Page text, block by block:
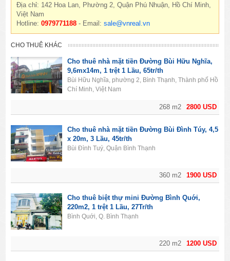
Địa chỉ: 142 Hoa Lan, Phường 2, Quận Phú Nhuận, Hồ Chí Minh,
Việt Nam
Hotline:0979771188 - Email:sale@vnreal.vn
CHO THUÊ KHÁC
2800 USD
268 m2
Cho thuê nhà mặt tiền Đường Bùi Hữu Nghĩa,
9,6mx14m, 1 trệt 1 Lầu, 65tr/th
Bùi Hữu Nghĩa, phường 2, Bình Thạnh, Thành phố Hồ
Chí Minh, Việt Nam
1900 USD
360 m2
Cho thuê nhà mặt tiền Đường Bùi Đình Túy, 4,5
x 20m, 3 Lầu, 45tr/th
Bùi Đình Tuý, Quận Bình Thạnh
1200 USD
220 m2
Cho thuê biệt thự mini Đường Bình Quới,
220m2, 1 trệt 1 Lầu, 27Tr/th
Bình Quới, Q. Bình Thạnh